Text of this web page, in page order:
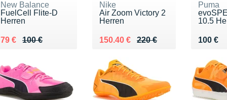
New Balance
FuelCell Flite-D
Herren
100 €
Au lieu de 100 €
79 €
Vendu 79 €
Nike
Air Zoom Victory 2
Herren
220 €
Au lieu de 220 €
150.40 €
Vendu 150.40 €
Puma
10.5
100 €
Vendu